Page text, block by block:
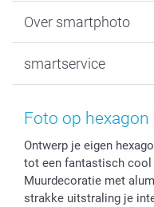
Fotoprints, Fotoposter
MyNameBook
Stickers en Etiketten
Fotokaders, Decoratie
Fotokalenders &
Baby
Communie- en Lentefeest
Geschenken voor hem
Afstuderen
Moederdag
Vaderdag
Verjaardag
Over smartphoto
Duurzaamheid
Voorwaarden
Herroepingsrecht
Klachtenregeling
Wettelijke garantie
Privacybeleid
smartservice
smartgarantie
smartbonus
Betalingsmogelijkheden
Grote bestellingen
Levering
Foto op hexagon
Ontwerp je eigen
tot een fantastisch
Muurdecoratie met
strakke uitstraling je